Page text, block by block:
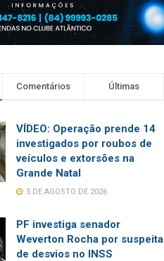
Comentários Últimas
VÍDEO: Operação prende 14
investigados por roubos de
veículos e extorsões na
Grande Natal
5 DE AGOSTO DE 2026
PF investiga senador
Weverton Rocha por suspeita
de desvios no INSS